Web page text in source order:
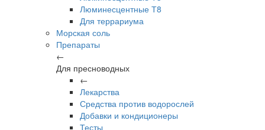
Люминесцентные Т8
Для террариума
Морская соль
Препараты
←
Для пресноводных
←
Лекарства
Средства против водорослей
Добавки и кондиционеры
Тесты